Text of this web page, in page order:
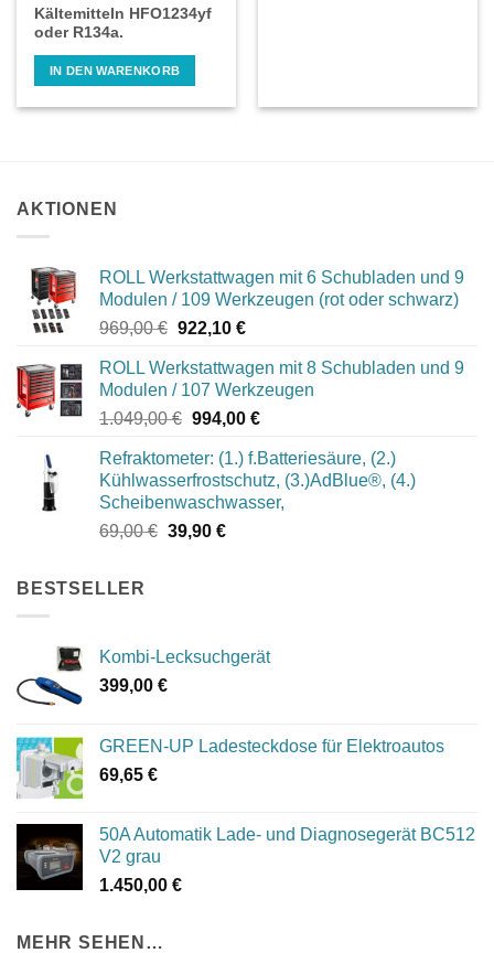
Kältemitteln HFO1234yf
oder R134a.
IN DEN WARENKORB
AKTIONEN
ROLL Werkstattwagen mit 6 Schubladen und 9
Modulen / 109 Werkzeugen (rot oder schwarz)
969,00€ Ursprünglicher
war:
969,00 €
922,10 €Aktueller
ist:
922,10 €.
ROLL Werkstattwagen mit 8 Schubladen und 9
Modulen / 107 Werkzeugen
1.049,00€ Ursprünglicher
war:
1.049,00 €
994,00 €Aktueller
ist:
994,00 €.
Refraktometer: (1.) f.Batteriesäure, (2.)
Kühlwasserfrostschutz, (3.)AdBlue®, (4.)
Scheibenwaschwasser,
69,00€ Ursprünglicher
39,90 €Aktueller
BESTSELLER
Kombi-Lecksuchgerät
399,00 €
GREEN-UP Ladesteckdose für Elektroautos
69,65 €
50A Automatik Lade- und Diagnosegerät BC512
V2 grau
1.450,00 €
MEHR SEHEN…